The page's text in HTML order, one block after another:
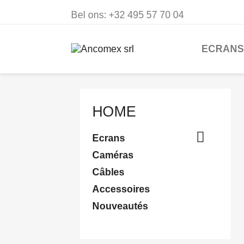
Bel ons: +32 495 57 70 04
ECRANS
HOME
Ecrans 
Caméras
Câbles
Accessoires
Nouveautés